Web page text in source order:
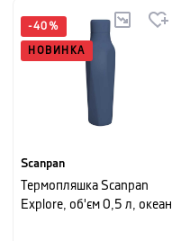
-40 %
НОВИНКА
Scanpan
Термопляшка Scanpan
Explore, об'єм 0,5 л, океан